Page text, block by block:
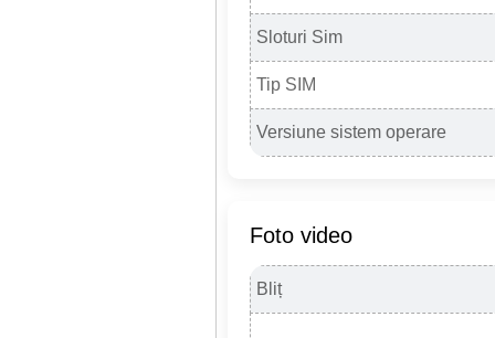
Sloturi Sim
Tip SIM
Versiune sistem operare
Foto video
Bliț